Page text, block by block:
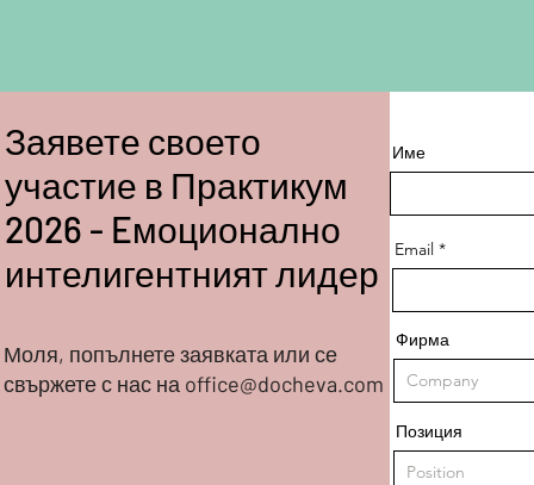
Заявете своето
участие в Практикум
2026 - Eмоционално
интелигентният лидер
Моля, попълнете заявката или се
свържете с нас на office@docheva.com
Име
Email
Фирма
Позиция